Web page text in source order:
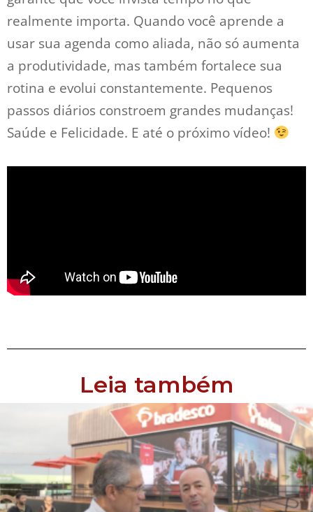
realmente importa. Quando você aprende a
usar sua agenda como aliada, não só aumenta
a produtividade, mas também fortalece sua
rotina e evolui constantemente. Pequenos
passos diários constroem grandes mudanças!
Saúde e Felicidade. E até o próximo vídeo!
Leia também